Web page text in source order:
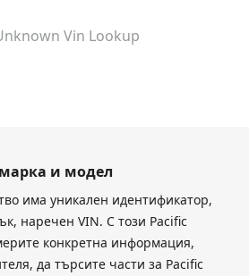
Vin Lookup
и модел
има уникален идентификатор,
наречен VIN. С този Pacific
конкретна информация,
да търсите части за Pacific